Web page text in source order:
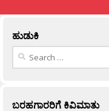
ಹುಡುಕಿ
Search
ಬರಹಗಾರರಿಗೆ ಕಿವಿಮಾತು